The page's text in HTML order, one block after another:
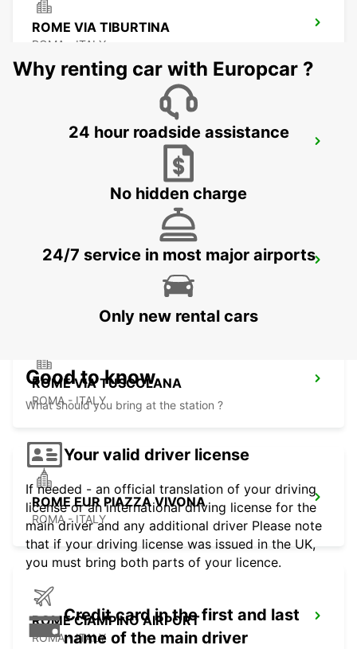
ROME VIA TIBURTINA
ROMA - ITALY
ROME TERMINI RAILWAY STATION
ROME VIA CIPRO (VATICAN)
ROME VIA TUSCOLANA
ROMA - ITALY
ROME EUR PIAZZA VIVONA
ROMA - ITALY
ROME CIAMPINO AIRPORT
ROMA - ITALY
Why renting car with Europcar ?
24 hour roadside assistance
No hidden charge
24/7 service in most major airports
Only new rental cars
Good to know
What should you bring at the station ?
Your valid driver license
If needed - an official translation of your driving
license or an international driving license for the
main driver and any additional driver Please note
that if your driving license was issued in the UK,
you must bring both parts of your licence.
Credit card in the first and last
name of the main driver